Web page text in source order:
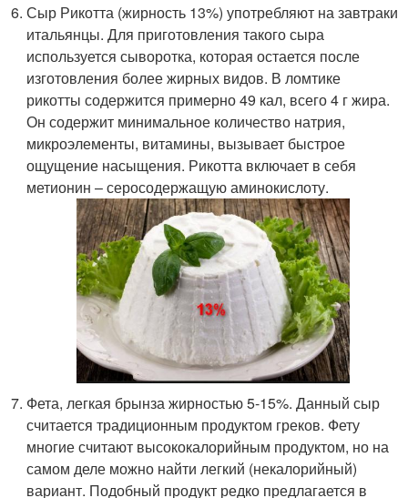
Сыр Рикотта (жирность 13%) употребляют на завтраки
итальянцы. Для приготовления такого сыра
используется сыворотка, которая остается после
изготовления более жирных видов. В ломтике
рикотты содержится примерно 49 кал, всего 4 г жира.
Он содержит минимальное количество натрия,
микроэлементы, витамины, вызывает быстрое
ощущение насыщения. Рикотта включает в себя
метионин – серосодержащую аминокислоту.
Фета, легкая брынза жирностью 5-15%. Данный сыр
считается традиционным продуктом греков. Фету
многие считают высококалорийным продуктом, но на
самом деле можно найти легкий (некалорийный)
вариант. Подобный продукт редко предлагается в